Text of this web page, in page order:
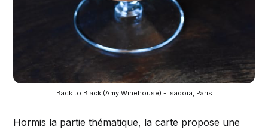
Back to Black (Amy Winehouse) - Isadora, Paris
Hormis la partie thématique, la carte propose une